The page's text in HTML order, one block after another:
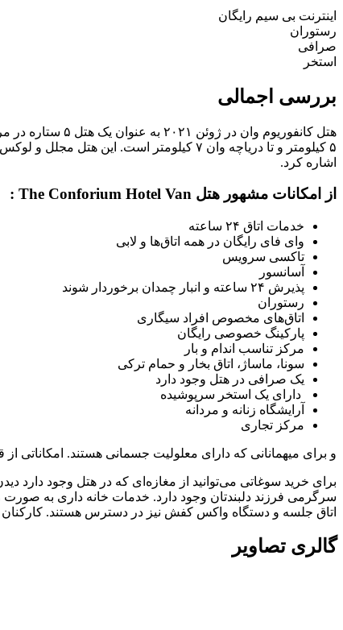
اینترنت بی سیم رایگان
رستوران
صرافی
استخر
بررسی اجمالی
هتل
۵ کیلومتر و تا دریاچه وان ۷ کیلومتر
اشاره کرد.
از امکانات مشهور هتل The Conforium Hotel Van :
خدمات اتاق ۲۴ ساعته
وای فای رایگان در همه اتاق‌ها و لابی
تاکسی سرویس
آسانسور
پذیرش ۲۴ ساعته و انبار چمدان برخوردار شوند
رستوران
اتاق‌های مخصوص افراد سیگاری
پارکینگ خصوصی رایگان
مرکز تناسب اندام و بار
سونا، ماساژ، اتاق بخار و حمام ترکی
یک صرافی در هتل وجود دارد
دارای یک استخر سرپوشیده
آرایشگاه زنانه و مردانه
مرکز تجاری
و برای میهمانانی که دارای معلولیت جسمانی هستند. امکاناتی
برای خرید سوغاتی می‌توانید از مغازه‌ای که در هتل وجود دارد
سرگرمی فرزند دلبندتان وجود دارد. خدمات خانه داری به
اتاق جلسه و دستگاه واکس کفش نیز در دسترس هستند. کارکنان
گالری تصاویر